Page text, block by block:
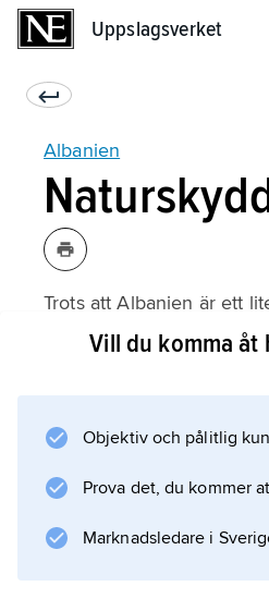
Uppslagsverket
Albanien
Trots att Albanien är ett
fanns det 2010 15
Information om
Vill du komma åt
Objektiv och pålitlig
Prova det, du kommer
Marknadsledare i